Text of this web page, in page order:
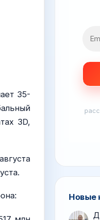
35-
3D,
Новые